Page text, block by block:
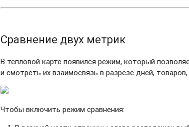
Сравнение двух метрик
В тепловой карте появился режим, который
и смотреть их взаимосвязь в разрезе дней,
Чтобы включить режим сравнения: